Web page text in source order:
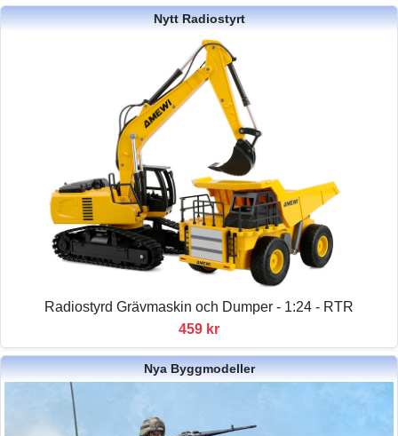
Nytt Radiostyrt
Radiostyrd Grävmaskin och Dumper - 1:24 - RTR
459 kr
Nya Byggmodeller